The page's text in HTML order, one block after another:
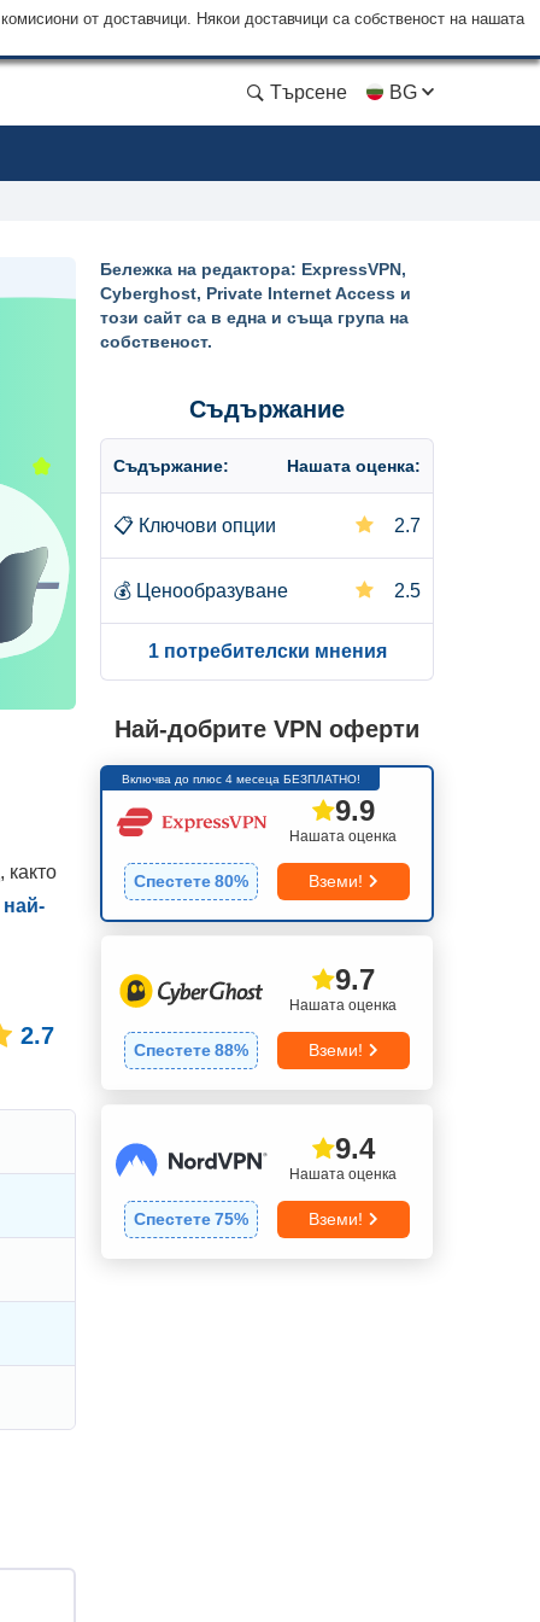
от доставчици. Някои доставчици са собственост на нашата
Търсене BG
както
най-
2.7
Бележка на редактора: ExpressVPN,
Cyberghost, Private Internet Access и
този сайт са в една и съща група на
собственост.
Съдържание
Съдържание: Нашата оценка:
📋 Ключови опции 2.7
💰 Ценообразуване 2.5
1 потребителски мнения
Най-добрите VPN оферти
Включва до плюс 4 месеца БЕЗПЛАТНО!
Нашата оценка
9.9
Спестете80% Вземи!
Нашата оценка
9.7
Спестете88% Вземи!
Нашата оценка
9.4
Спестете75% Вземи!